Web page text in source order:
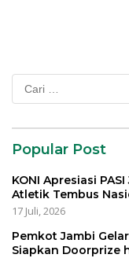
Cari
untuk:
Popular Post
KONI Apresiasi
Atletik Tembus
17 Juli, 2026
Pemkot Jambi
Siapkan Doorprize